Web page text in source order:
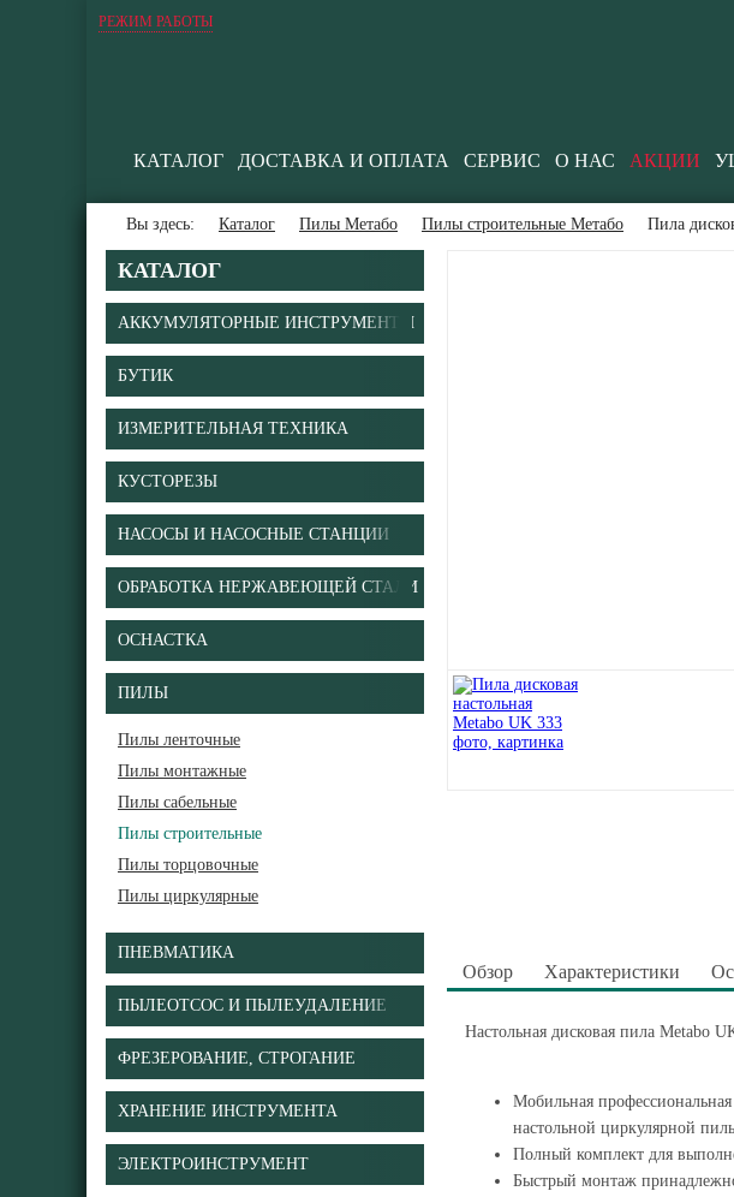
РЕЖИМ РАБОТЫ
КАТАЛОГ ДОСТАВКА И ОПЛАТА СЕРВИС О НАС АКЦИИ
Вы здесь: Каталог Пилы Метабо Пилы строительные Метабо Пила
КАТАЛОГ
АККУМУЛЯТОРНЫЕ ИНСТРУМЕНТЫ
БУТИК
ИЗМЕРИТЕЛЬНАЯ ТЕХНИКА
КУСТОРЕЗЫ
НАСОСЫ И НАСОСНЫЕ СТАНЦИИ
ОБРАБОТКА НЕРЖАВЕЮЩЕЙ СТАЛИ
ОСНАСТКА
ПИЛЫ
Пилы ленточные
Пилы монтажные
Пилы сабельные
Пилы строительные
Пилы торцовочные
Пилы циркулярные
ПНЕВМАТИКА
ПЫЛЕОТСОС И ПЫЛЕУДАЛЕНИЕ
ФРЕЗЕРОВАНИЕ, СТРОГАНИЕ
ХРАНЕНИЕ ИНСТРУМЕНТА
ЭЛЕКТРОИНСТРУМЕНТ
Обзор Характеристики
Настольная дисковая пила Metabo
Мобильная
настольной циркулярной
Полный комплект для
Быстрый монтаж